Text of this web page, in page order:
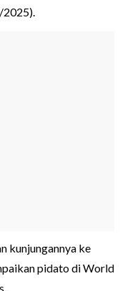
2025).
kunjungannya ke
pidato di World